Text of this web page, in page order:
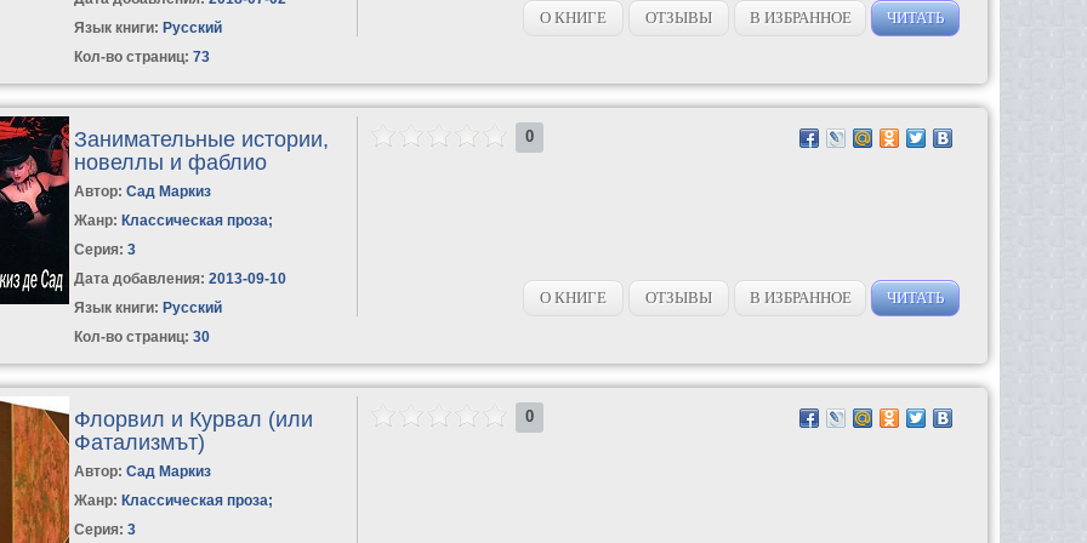
Язык книги: Русский
Кол-во страниц: 73
О КНИГЕ ОТЗЫВЫ В ИЗБРАННОЕ ЧИТАТЬ
Занимательные истории,
новеллы и фаблио
Автор:Сад Маркиз
Жанр: Классическая проза;
Серия:3
Дата добавления: 2013-09-10
Язык книги: Русский
Кол-во страниц: 30
0
О КНИГЕ ОТЗЫВЫ В ИЗБРАННОЕ ЧИТАТЬ
Флорвил и Курвал (или
Фатализмът)
Автор:Сад Маркиз
Жанр: Классическая проза;
Серия:3
0